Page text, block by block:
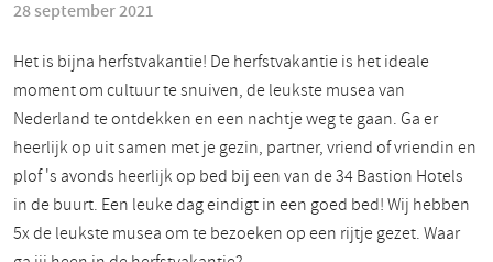
28 september 2021
Het is bijna herfstvakantie! De herfstvakantie is het ideale
moment om cultuur te snuiven, de leukste musea van
Nederland te ontdekken en een nachtje weg te gaan. Ga er
heerlijk op uit samen met je gezin, partner, vriend of vriendin en
plof 's avonds heerlijk op bed bij een van de 34 Bastion Hotels
in de buurt. Een leuke dag eindigt in een goed bed! Wij hebben
5x de leukste musea om te bezoeken op een rijtje gezet. Waar